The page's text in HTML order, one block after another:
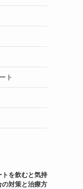
ト
トを飲むと気持
の対策と治療方